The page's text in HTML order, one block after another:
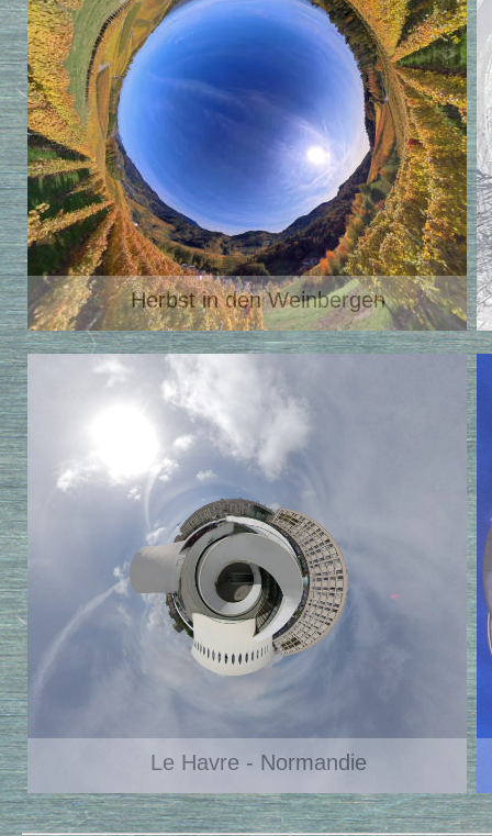
Herbst in den Weinbergen
Le Havre - Normandie